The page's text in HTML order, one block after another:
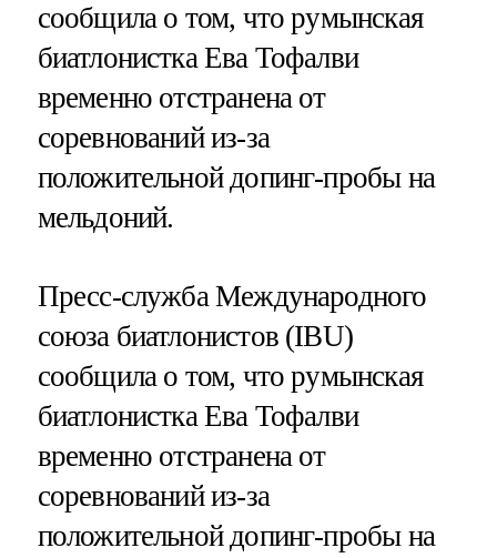
сообщила о том, что румынская
биатлонистка Ева Тофалви
временно отстранена от
соревнований из-за
положительной допинг-пробы на
мельдоний.
Пресс-служба Международного
союза биатлонистов (IBU)
сообщила о том, что румынская
биатлонистка Ева Тофалви
временно отстранена от
соревнований из-за
положительной допинг-пробы на